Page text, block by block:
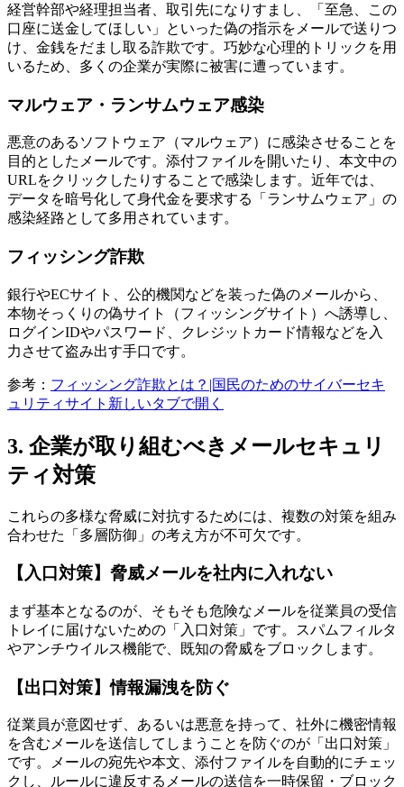
経営幹部や経理担当者、取引先になりすまし、「至急、この
口座に送金してほしい」といった偽の指示をメールで送りつ
け、金銭をだまし取る詐欺です。巧妙な心理的トリックを用
いるため、多くの企業が実際に被害に遭っています。
マルウェア・ランサムウェア感染
悪意のあるソフトウェア（マルウェア）に感染させることを
目的としたメールです。添付ファイルを開いたり、本文中の
URLをクリックしたりすることで感染します。近年では、
データを暗号化して身代金を要求する「ランサムウェア」の
感染経路として多用されています。
フィッシング詐欺
銀行やECサイト、公的機関などを装った偽のメールから、
本物そっくりの偽サイト（フィッシングサイト）へ誘導し、
ログインIDやパスワード、クレジットカード情報などを入
力させて盗み出す手口です。
参考： フィッシング詐欺とは？|国民のためのサイバーセキ
ュリティサイト 新しいタブで開く
3. 企業が取り組むべきメールセキュリ
ティ対策
これらの多様な脅威に対抗するためには、複数の対策を組み
合わせた「多層防御」の考え方が不可欠です。
【入口対策】脅威メールを社内に入れない
まず基本となるのが、そもそも危険なメールを従業員の受信
トレイに届けないための「入口対策」です。スパムフィルタ
やアンチウイルス機能で、既知の脅威をブロックします。
【出口対策】情報漏洩を防ぐ
従業員が意図せず、あるいは悪意を持って、社外に機密情報
を含むメールを送信してしまうことを防ぐのが「出口対策」
です。メールの宛先や本文、添付ファイルを自動的にチェッ
クし、ルールに違反するメールの送信を一時保留・ブロック